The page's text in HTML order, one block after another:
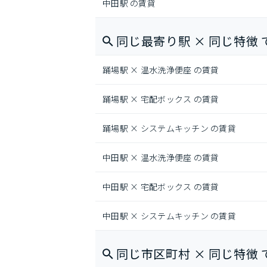
中田駅 の賃貸
同じ最寄り駅 × 同じ特徴
踊場駅 × 温水洗浄便座 の賃貸
踊場駅 × 宅配ボックス の賃貸
踊場駅 × システムキッチン の賃貸
中田駅 × 温水洗浄便座 の賃貸
中田駅 × 宅配ボックス の賃貸
中田駅 × システムキッチン の賃貸
同じ市区町村 × 同じ特徴